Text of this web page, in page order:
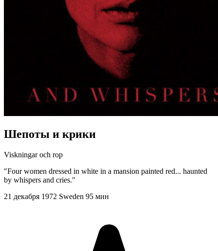
Шепоты и крики
Viskningar och rop
"Four women dressed in white in a mansion painted red... haunted
by whispers and cries."
21 декабря 1972 Sweden 95 мин